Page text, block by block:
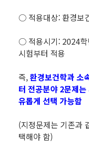
○ 적용대상: 환경보
○ 적용시기: 2024학
시험부터 적용
즉,환경보건학과 소
터 전공분야 2문제
유롭게 선택 가능함
(지정문제는 기존과
택해야 함)